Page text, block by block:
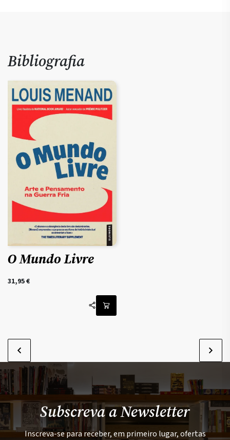
Bibliografia
O Mundo Livre
31,95€
Subscreva a Newsletter
Inscreva-se para receber, em primeiro lugar, ofertas